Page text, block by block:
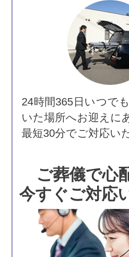
24時間365日いつで
いた場所へお迎えに
最短30分でご対応い
ご葬儀で心
今すぐご対応